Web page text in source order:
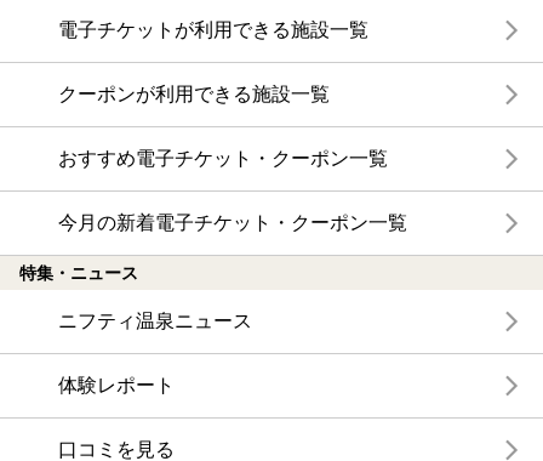
電子チケットが利用できる施設一覧
クーポンが利用できる施設一覧
おすすめ電子チケット・クーポン一覧
今月の新着電子チケット・クーポン一覧
特集・ニュース
ニフティ温泉ニュース
体験レポート
口コミを見る